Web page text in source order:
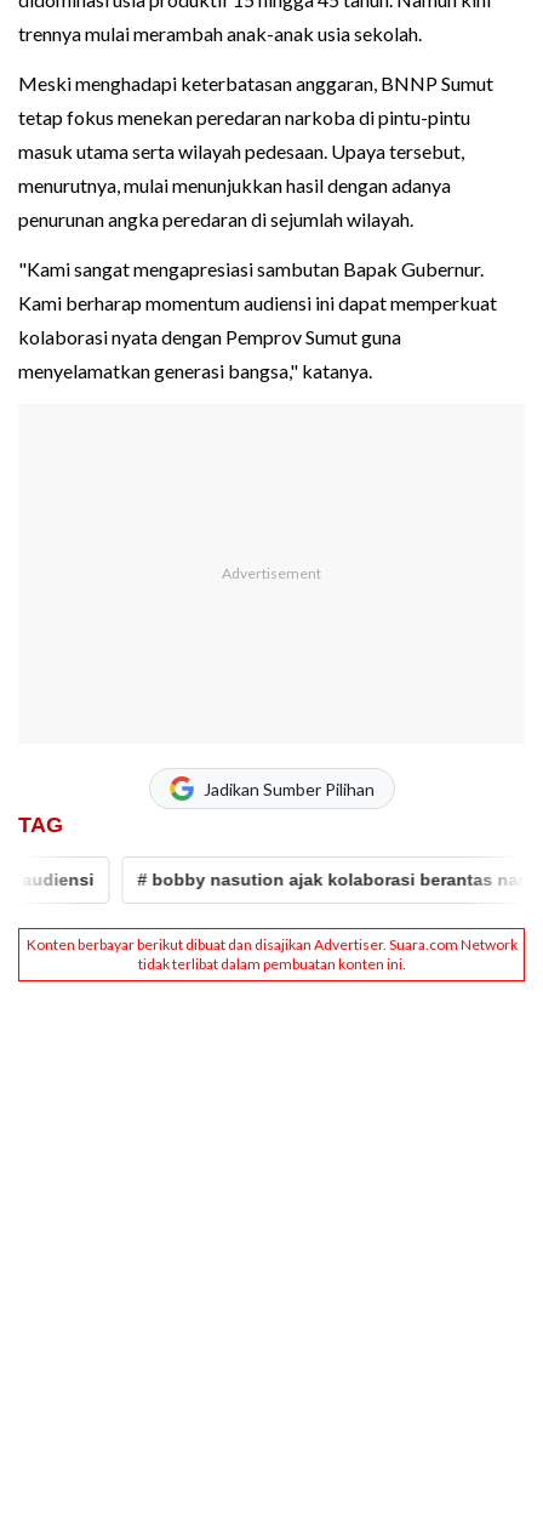
trennya mulai merambah anak-anak usia sekolah.
Meski menghadapi keterbatasan anggaran, BNNP Sumut
tetap fokus menekan peredaran narkoba di pintu-pintu
masuk utama serta wilayah pedesaan. Upaya tersebut,
menurutnya, mulai menunjukkan hasil dengan adanya
penurunan angka peredaran di sejumlah wilayah.
"Kami sangat mengapresiasi sambutan Bapak Gubernur.
Kami berharap momentum audiensi ini dapat memperkuat
kolaborasi nyata dengan Pemprov Sumut guna
menyelamatkan generasi bangsa," katanya.
Jadikan Sumber Pilihan
TAG
# bobby nasution ajak kolaborasi berantas narkoba